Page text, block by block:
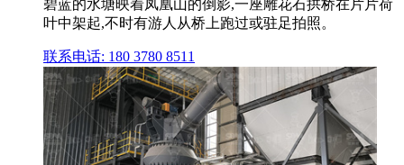
碧蓝的水塘映着凤凰山的倒影,一座雕花石拱桥在片片荷
叶中架起,不时有游人从桥上跑过或驻足拍照。
联系电话: 180 3780 8511